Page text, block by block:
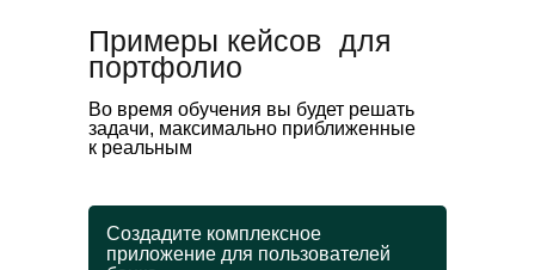
Примеры кейсов для
портфолио
Во время обучения вы будет решать
задачи, максимально приближенные
к реальным
Создадите комплексное
приложение для пользователей